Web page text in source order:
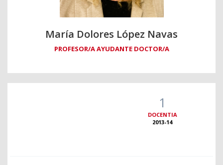
María Dolores López Navas
PROFESOR/A AYUDANTE DOCTOR/A
1
DOCENTIA
2013-14